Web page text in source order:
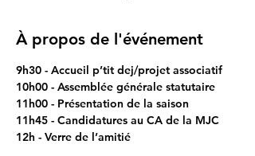
À propos de l'événement
9h30 - Accueil p’tit dej/projet associatif
10h00 - Assemblée générale statutaire
11h00 - Présentation de la saison
11h45 - Candidatures au CA de la MJC
12h - Verre de l’amitié